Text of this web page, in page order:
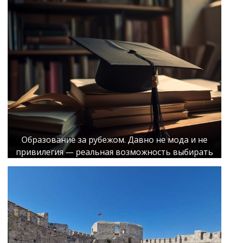
Образование за рубежом. Давно не мода и не
привилегия — реальная возможность выбирать